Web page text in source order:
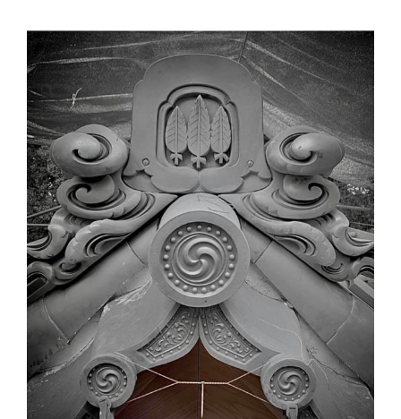
View
Larger
Image